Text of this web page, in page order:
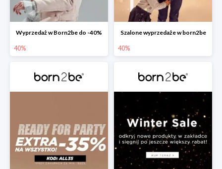
Wyprzedaż w Born2be do -40%
40%
Szalone wyprzedaże w born2be
40%